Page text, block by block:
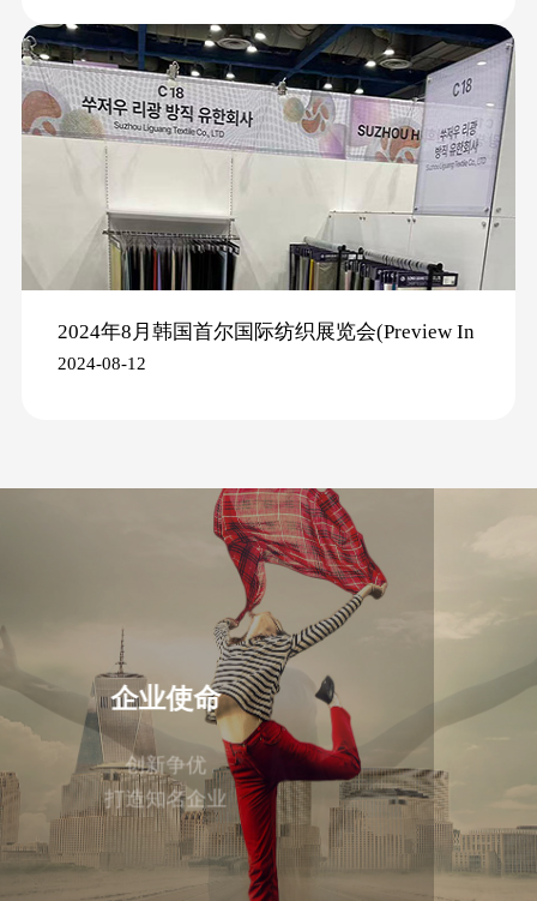
2024年8月韩国首尔国际纺织展览会(Preview In
SEOUL 2024)
2024-08-12